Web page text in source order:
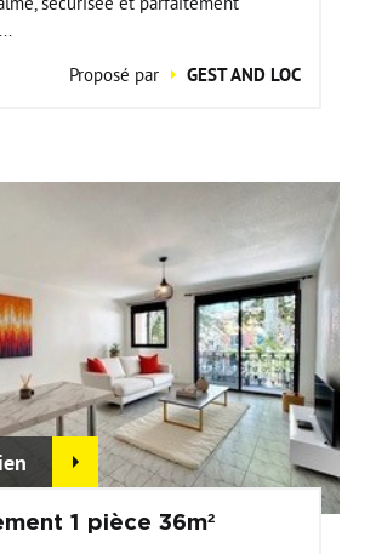
Proposé par
GEST AND LOC
1 pièce 36m²